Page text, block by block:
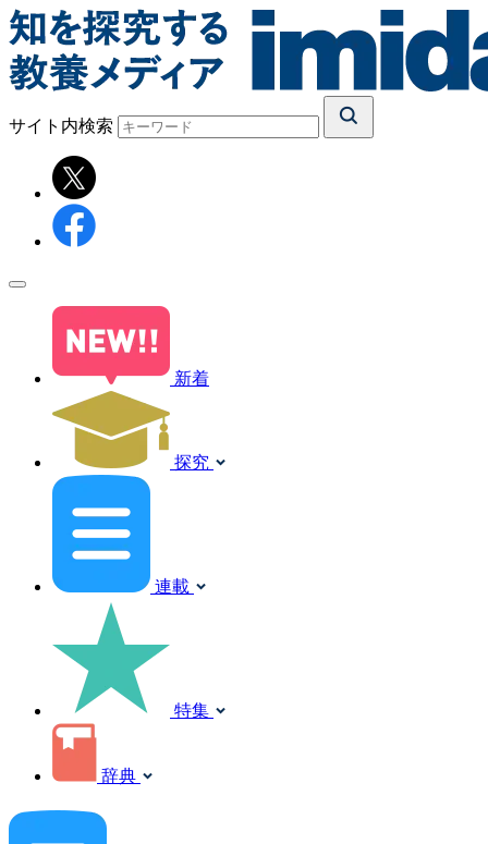
サイト内検索
新着
探究
連載
特集
辞典